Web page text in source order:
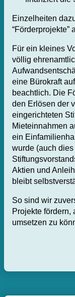
Einzelheiten
“Förderprojekte”
Für ein kleines
völlig
eine Bürokraft
beachtlich. Die
den Erlösen der
eingerichteten
Mieteinnahmen
ein
wurde (auch
Aktien und
bleibt
So sind wir
Projekte fördern,
umsetzen zu